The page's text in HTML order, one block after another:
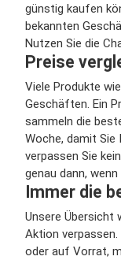
günstig kaufen
bekannten
Nutzen Sie die
Preise
Viele Produkte
Geschäften. Ein
sammeln die
Woche, damit Sie
verpassen Sie
genau dann,
Immer die
Unsere Übersicht
Aktion
oder auf Vorrat,